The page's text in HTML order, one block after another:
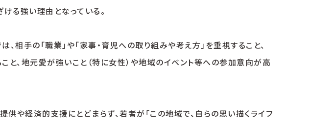
る強い理由となっている。
相手の「職業」や「家事・育児への取り組みや考え方」を重視すること、
こと、地元愛が強いこと（特に女性）や地域のイベント等への参加意向が高
や経済的支援にとどまらず、若者が「この地域で、自らの思い描くライフ